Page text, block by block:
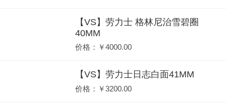
【VS】劳力士 格林尼治雪碧圈
40MM
价格：￥4000.00
【VS】劳力士日志白面41MM
价格：￥3200.00